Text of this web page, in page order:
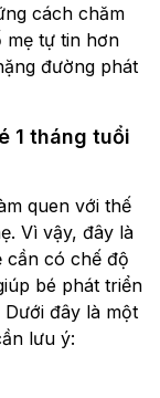
cách chăm
mẹ tự tin hơn
đường phát
1 tháng tuổi
quen với thế
Vì vậy, đây là
cần có chế độ
bé phát triển
đây là một
lưu ý: